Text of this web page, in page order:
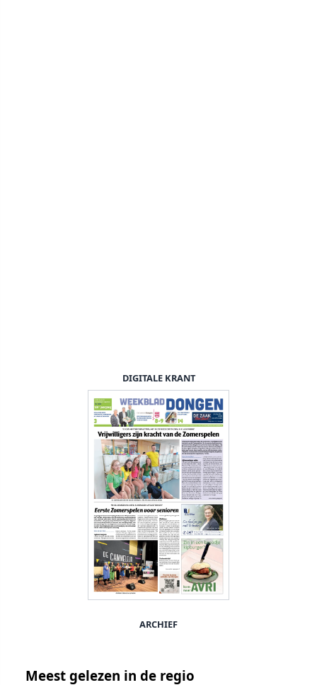
DIGITALE KRANT
ARCHIEF
Meest gelezen in de regio